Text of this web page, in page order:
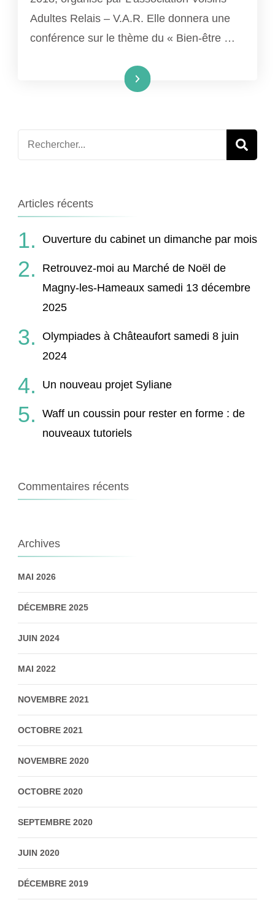
Adultes Relais – V.A.R. Elle donnera une
conférence sur le thème du « Bien-être …
Lire la suite
Recherche
pour
Articles récents
Ouverture du cabinet un dimanche par mois
Retrouvez-moi au Marché de Noël de
Magny-les-Hameaux samedi 13 décembre
2025
Olympiades à Châteaufort samedi 8 juin
2024
Un nouveau projet Syliane
Waff un coussin pour rester en forme : de
nouveaux tutoriels
Commentaires récents
Archives
MAI 2026
DÉCEMBRE 2025
JUIN 2024
MAI 2022
NOVEMBRE 2021
OCTOBRE 2021
NOVEMBRE 2020
OCTOBRE 2020
SEPTEMBRE 2020
JUIN 2020
DÉCEMBRE 2019